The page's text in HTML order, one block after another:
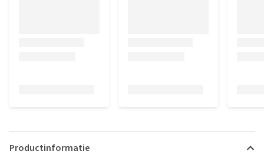
Productinformatie